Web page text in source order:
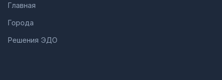
Главная
Города
Решения ЭДО